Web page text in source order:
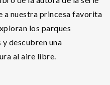
a nuestra princesa favorita
los parques
descubren una
al aire libre.